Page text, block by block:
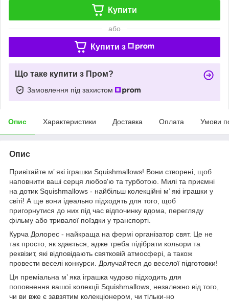
Купити
або
Купити з
Що таке купити з Пром?
Замовлення під захистом
Опис Характеристики Доставка Оплата Умови
Опис
Привітайте м’ які іграшки Squishmallows! Вони створені, щоб
наповнити ваші серця любов'ю та турботою. Милі та приємні
на дотик Squishmallows - найбільш колекційні м’ які іграшки у
світі! А ще вони ідеально підходять для того, щоб
пригорнутися до них під час відпочинку вдома, перегляду
фільму або тривалої поїздки у транспорті.
Курча Долорес - найкраща на фермі організатор свят. Це не
так просто, як здається, адже треба підібрати кольори та
реквізит, які відповідають святковій атмосфері, а також
провести веселі конкурси. Долучайтеся до веселої підготовки!
Ця преміальна м’ яка іграшка чудово підходить для
поповнення вашої колекції Squishmallows, незалежно від того,
чи ви вже є завзятим колекціонером, чи тільки-но